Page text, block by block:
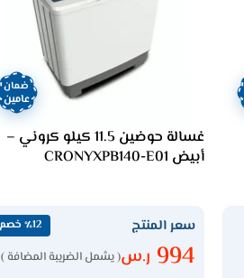
ضمان
عامين
غسالة حوضين 11.5 كيلو كروني –
أبيض CRONYXPB140-E01
سعر المنتج ٪12 خصم
994 ر.س( يشمل الضريبة المضافة )